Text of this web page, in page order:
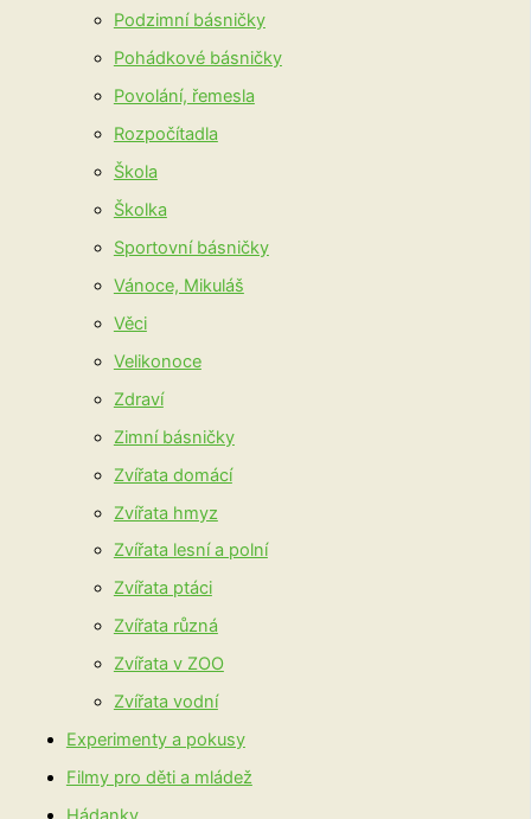
Podzimní básničky
Pohádkové básničky
Povolání, řemesla
Rozpočítadla
Škola
Školka
Sportovní básničky
Vánoce, Mikuláš
Věci
Velikonoce
Zdraví
Zimní básničky
Zvířata domácí
Zvířata hmyz
Zvířata lesní a polní
Zvířata ptáci
Zvířata různá
Zvířata v ZOO
Zvířata vodní
Experimenty a pokusy
Filmy pro děti a mládež